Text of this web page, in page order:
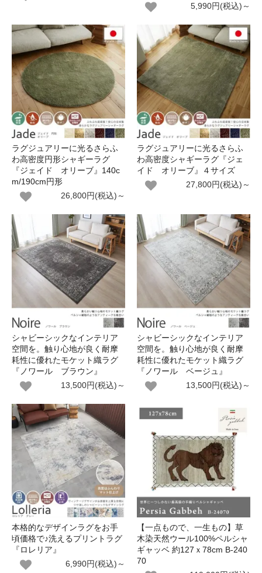
5,990円(税込)～
ラグジュアリーに光るさらふ
わ高密度円形シャギーラグ
『ジェイド オリーブ』140c
m/190cm円形
26,800円(税込)～
ラグジュアリーに光るさらふ
わ高密度シャギーラグ『ジェ
イド オリーブ』４サイズ
27,800円(税込)～
シャビーシックなインテリア
空間を。触り心地が良く耐摩
耗性に優れたモケット織ラグ
『ノワール ブラウン』
13,500円(税込)～
シャビーシックなインテリア
空間を。触り心地が良く耐摩
耗性に優れたモケット織ラグ
『ノワール ベージュ』
13,500円(税込)～
本格的なデザインラグをお手
頃価格で♪洗えるプリントラグ
『ロレリア』
6,990円(税込)～
【一点もので、一生もの】草
木染天然ウール100%ペルシャ
ギャッベ 約127ｘ78cm B-240
70